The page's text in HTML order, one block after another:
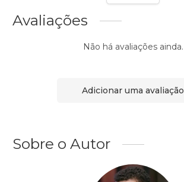
Avaliações
Não há avaliações ainda.
Adicionar uma avaliação
Sobre o Autor